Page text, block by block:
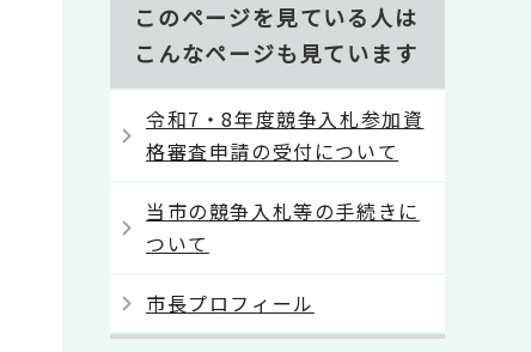
このページを見ている人は
こんなページも見ています
令和7・8年度競争入札参加資
格審査申請の受付について
当市の競争入札等の手続きに
ついて
市長プロフィール